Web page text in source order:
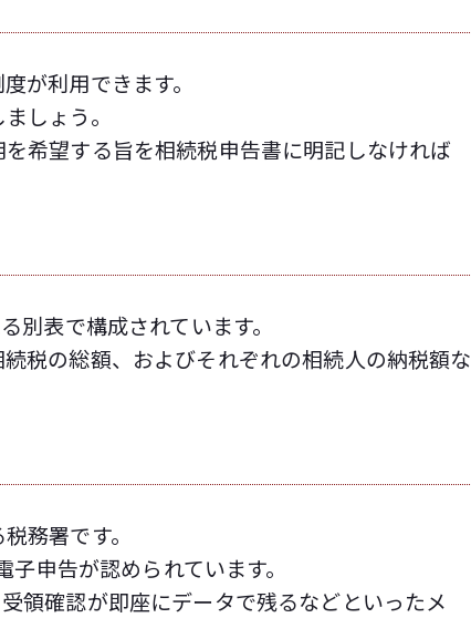
が利用できます。
しょう。
希望する旨を相続税申告書に明記しなければ
表で構成されています。
税の総額、およびそれぞれの相続人の納税額な
務署です。
申告が認められています。
領確認が即座にデータで残るなどといったメ